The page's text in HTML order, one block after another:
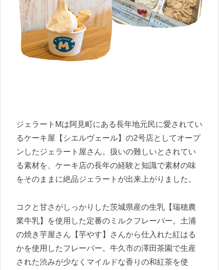
ジェラートMは阿見町にある長年地元民に愛されてい
るケーキ屋【シエルヴェール】の2号店としてオープ
ンしたジェラート屋さん。扱いの難しいとされてい
る素材を、ケーキ店の長年の経験と知識で素材の味
をそのままに絶品ジェラートが出来上がりました。
コクと甘さがしっかりした茨城県産の生乳【瑞穂農
業牛乳】を使用した定番のミルクフレーバー。土浦
の焼き芋屋さん【芋やす】さんから仕入れた紅はる
かを使用したフレーバー。牛久市の澤田茶園で生産
された渋みが少なくマイルドな香りの和紅茶を使